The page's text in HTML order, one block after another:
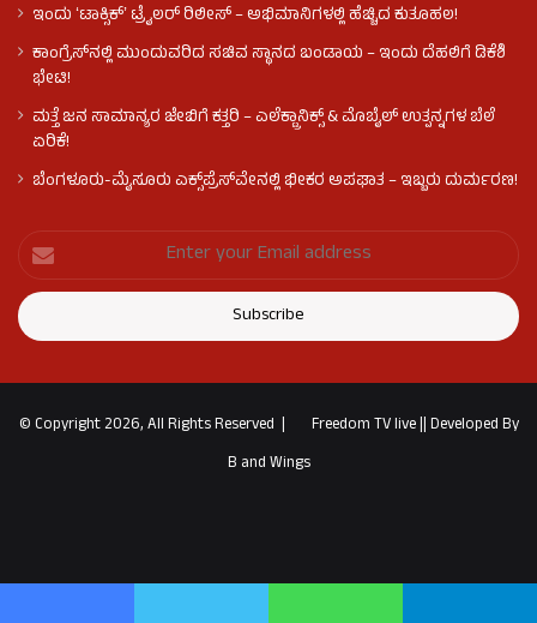
ಇಂದು ʻಟಾಕ್ಸಿಕ್ʼ ಟ್ರೈಲರ್ ರಿಲೀಸ್‌ – ಅಭಿಮಾನಿಗಳಲ್ಲಿ ಹೆಚ್ಚಿದ ಕುತೂಹಲ!
ಕಾಂಗ್ರೆಸ್​ನಲ್ಲಿ ಮುಂದುವರಿದ ಸಚಿವ ಸ್ಥಾನದ ಬಂಡಾಯ – ಇಂದು ದೆಹಲಿಗೆ ಡಿಕೆಶಿ
ಭೇಟಿ!
ಮತ್ತೆ ಜನ ಸಾಮಾನ್ಯರ ಜೇಬಿಗೆ ಕತ್ತರಿ – ಎಲೆಕ್ಟ್ರಾನಿಕ್ಸ್ & ಮೊಬೈಲ್ ಉತ್ಪನ್ನಗಳ ಬೆಲೆ
ಏರಿಕೆ!
ಬೆಂಗಳೂರು-ಮೈಸೂರು ಎಕ್ಸ್‌ಪ್ರೆಸ್‌ವೇನಲ್ಲಿ ಭೀಕರ ಅಪಘಾತ – ಇಬ್ಬರು ದುರ್ಮರಣ!
© Copyright 2026, All Rights Reserved | Freedom TV live||Developed By
B and Wings